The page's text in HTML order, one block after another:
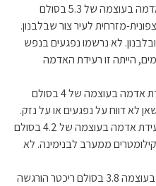
15 בפברואר 2008 – רעידת אדמה בעוצמה של 5.3 בסולם
מזרחית לעיר צור שבלבנון.
לא נרשמו נפגעים בנפש
הייתה זו רעידת האדמה
1 בינואר 2011 – הורגשה רעידת אדמה בעוצמה של 4 בסולם
לא דווח על נפגעים או על נזק.
7 באוגוסט 2011 – הורגשה רעידת אדמה בעוצמה של 4.2 בסולם
ריכטר. מוקד הרעש היה כ 40 קילומטרים ממערב לבנימינה. לא
4 דצמבר 2011 רעידת אדמה בעוצמה 3.8 בסולם ריכטר הורגשה